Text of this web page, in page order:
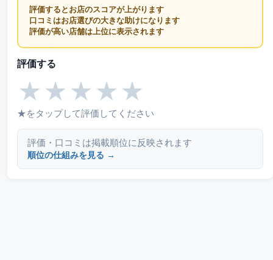
評価するとお店のスコアが上がります
口コミはお店選びの大きな助けになります
評価が高い店舗は上位に表示されます
評価する
★ ★ ★ ★ ★
★をタップして評価してください
評価・口コミは掲載順位に反映されます
順位の仕組みを見る →